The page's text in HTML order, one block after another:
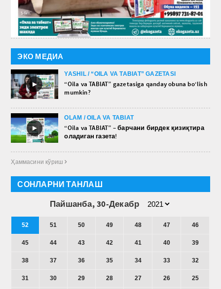
ЭКО МЕДИА
►
YASHIL / “OILA VA TABIAT” GAZETASI
“Oila va TABIAT” gazetasiga qanday obuna bo‘lish
mumkin?
►
OLAM / OILA VA TABIAT
“Oila va TABIAT” – барчани бирдек қизиқтира
оладиган газета!
Ҳаммасини кўриш 
СОНЛАРНИ ТАНЛАШ
Пайшанба, 30-Декабр
52 51 50 49 48 47 46
45 44 43 42 41 40 39
38 37 36 35 34 33 32
31 30 29 28 27 26 25